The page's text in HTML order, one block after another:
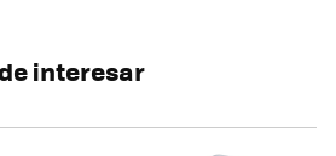
interesar